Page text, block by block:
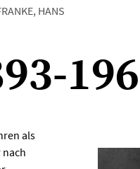
HANS
als